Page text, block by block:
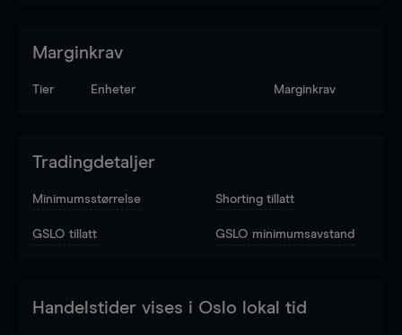
Marginkrav
Tier Enheter Marginkrav
Tradingdetaljer
Minimumsstørrelse Shorting tillatt
GSLO tillatt GSLO minimumsavstand
Handelstider vises i Oslo lokal tid